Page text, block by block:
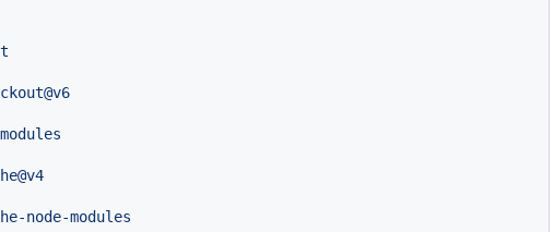
modules
node-modules